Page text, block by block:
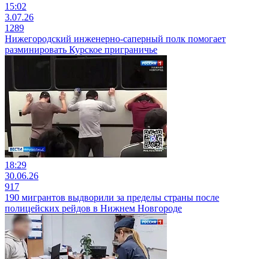
15:02
3.07.26
1289
Нижегородский инженерно-саперный полк помогает
разминировать Курское приграничье
18:29
30.06.26
917
190 мигрантов выдворили за пределы страны после
полицейских рейдов в Нижнем Новгороде